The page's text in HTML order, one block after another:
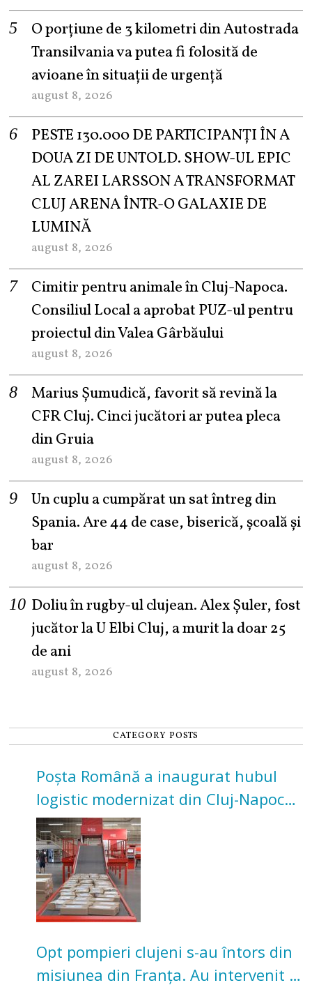
O porțiune de 3 kilometri din Autostrada
Transilvania va putea fi folosită de
avioane în situații de urgență
august 8, 2026
PESTE 130.000 DE PARTICIPANȚI ÎN A
DOUA ZI DE UNTOLD. SHOW-UL EPIC
AL ZAREI LARSSON A TRANSFORMAT
CLUJ ARENA ÎNTR-O GALAXIE DE
LUMINĂ
august 8, 2026
Cimitir pentru animale în Cluj-Napoca.
Consiliul Local a aprobat PUZ-ul pentru
proiectul din Valea Gârbăului
august 8, 2026
Marius Șumudică, favorit să revină la
CFR Cluj. Cinci jucători ar putea pleca
din Gruia
august 8, 2026
Un cuplu a cumpărat un sat întreg din
Spania. Are 44 de case, biserică, școală și
bar
august 8, 2026
Doliu în rugby-ul clujean. Alex Șuler, fost
jucător la U Elbi Cluj, a murit la doar 25
de ani
august 8, 2026
CATEGORY POSTS
Poșta Română a inaugurat hubul
logistic modernizat din Cluj-Napoca.
Investiție de 3 milioane de euro
Opt pompieri clujeni s-au întors din
misiunea din Franța. Au intervenit la